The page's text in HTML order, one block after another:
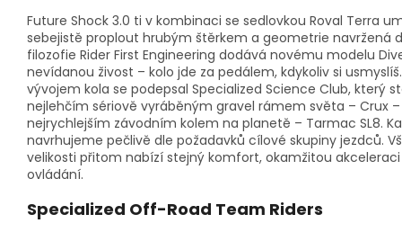
Future Shock 3.0 ti v kombinaci se sedlovkou Roval Terra
sebejistě proplout hrubým štěrkem a geometrie navržená
filozofie Rider First Engineering dodává novému modelu
nevídanou živost – kolo jde za pedálem, kdykoliv si
vývojem kola se podepsal Specialized Science Club, který
nejlehčím sériově vyráběným gravel rámem světa – Crux
nejrychlejším závodním kolem na planetě – Tarmac SL8.
navrhujeme pečlivě dle požadavků cílové skupiny jezdců.
velikosti přitom nabízí stejný komfort, okamžitou
ovládání.
Specialized Off-Road Team Riders